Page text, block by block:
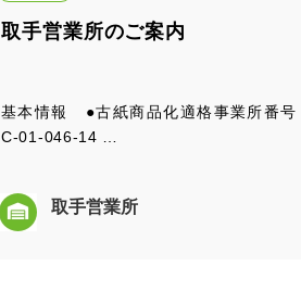
取手営業所のご案内
基本情報 ●古紙商品化適格事業所番号
C-01-046-14 …
取手営業所